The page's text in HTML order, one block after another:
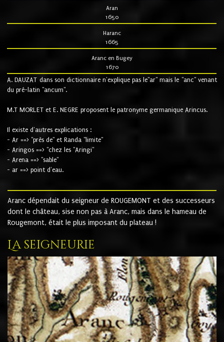
Aran
1650
Haranc
1665
Aranc en Bugey
1670
A. DAUZAT dans son dictionnaire n'explique pas le"ar" mais le "anc" venant
du pré-latin "ancum".
M.T MORLET et E. NEGRE proposent le patronyme germanique Arincus.
Il existe d'autres explications :
- Ar ==> "près de" et Randa "limite"
- Aringos ==> "chez les "Aringi"
- Arena ==> "sable"
- ar ==> point d'eau.
Aranc dépendait du seigneur de ROUGEMONT et des successeurs
dont le château, sise non pas à Aranc, mais dans le hameau de
Rougemont, était le plus imposant du plateau !
La seigneurie